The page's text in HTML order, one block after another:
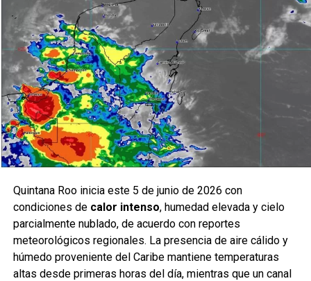
Quintana Roo inicia este 5 de junio de 2026 con
condiciones de calor intenso, humedad elevada y cielo
parcialmente nublado, de acuerdo con reportes
meteorológicos regionales. La presencia de aire cálido y
húmedo proveniente del Caribe mantiene temperaturas
altas desde primeras horas del día, mientras que un canal